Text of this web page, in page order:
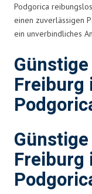
Podgorica
einen zuverlässigen
ein unverbindliches
Freiburg
Freiburg